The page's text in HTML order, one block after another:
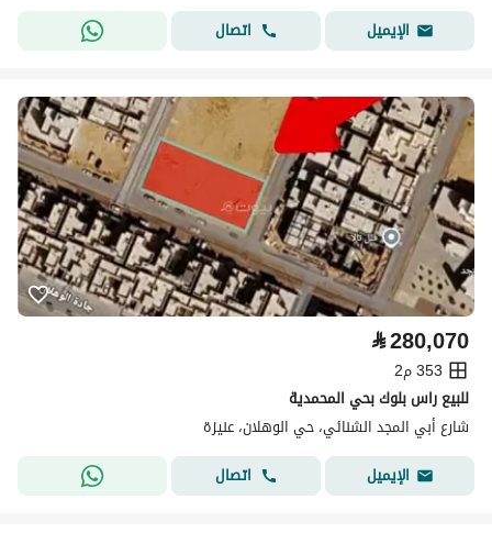
الإيميل
اتصال
⃁280,070
353 م2
للبيع راس بلوك بحي المحمدية
شارع أبي المجد الشنائي، حي الوهلان، عنيزة
الإيميل
اتصال